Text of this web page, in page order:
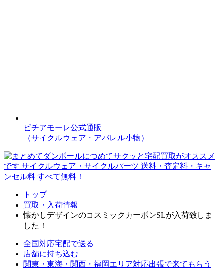
ビチアモーレ公式通販
（サイクルウェア・アパレル小物）
トップ
買取・入荷情報
懐かしデザインのコスミックカーボンSLが入荷致しま
した！
全国対応宅配で送る
店舗に持ち込む
関東・東海・関西・福岡エリア対応出張で来てもらう